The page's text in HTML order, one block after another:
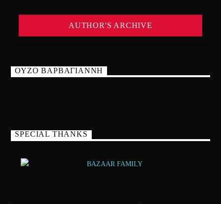
AUTHOR'S ARCHIVE
ΟΥΖΟ ΒΑΡΒΑΓΙΑΝΝΗ
SPECIAL THANKS